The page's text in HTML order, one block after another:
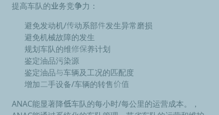
提高车队的业务竞争力 ：
避免发动机/传动系部件发生异常磨损
避免机械故障的发生
规划车队的维修保养计划
鉴定油品污染源
鉴定油品与车辆及工况的匹配度
增加二手设备/车辆的转售价值
ANAC能显著降低车队的每小时/每公里的运营成本。，